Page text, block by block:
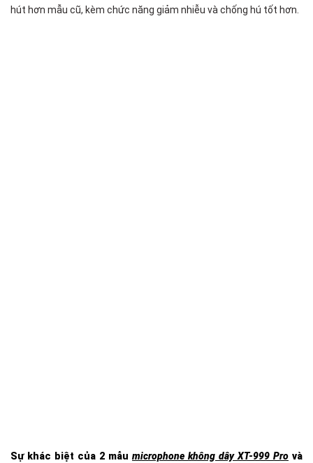
hút hơn mẫu cũ, kèm chức năng giảm nhiễu và chống hú tốt hơn.
Sự khác biệt của 2 mẫu microphone không dây XT-999 Pro và